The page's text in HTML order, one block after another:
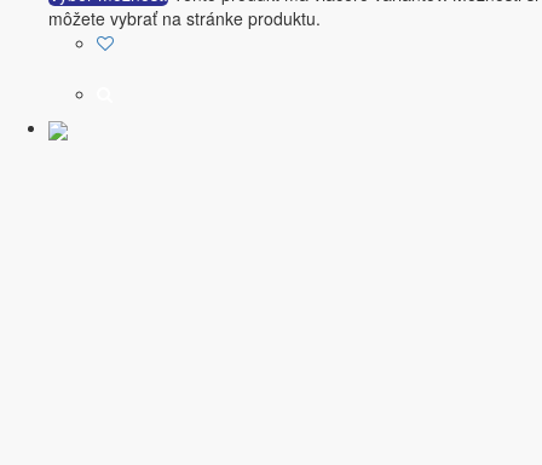
môžete vybrať na stránke produktu.